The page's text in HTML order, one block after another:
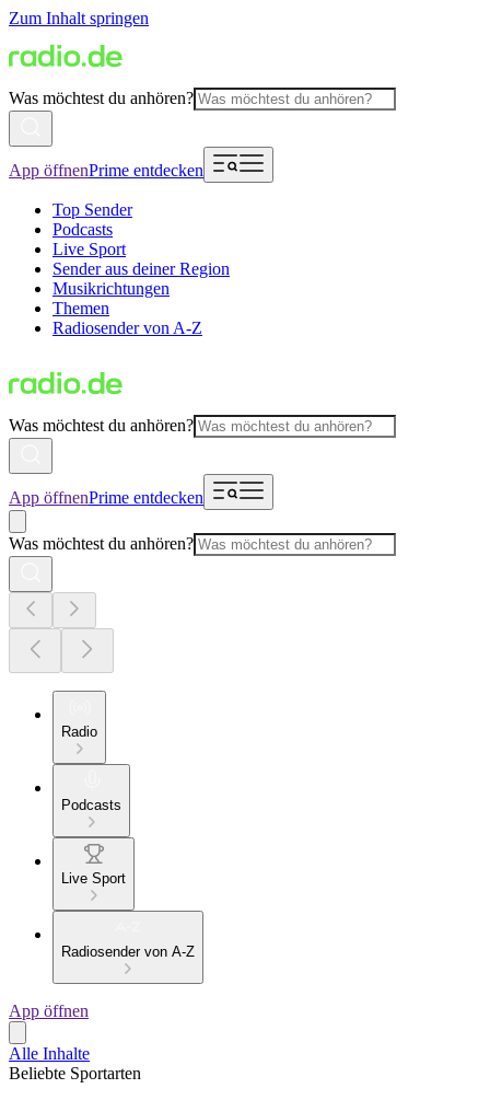
Zum Inhalt springen
Was möchtest du anhören?
App öffnenPrime entdecken
Top Sender
Podcasts
Live Sport
Sender aus deiner Region
Musikrichtungen
Themen
Radiosender von A-Z
Was möchtest du anhören?
App öffnenPrime entdecken
Was möchtest du anhören?
Radio
Podcasts
Live Sport
Radiosender von A-Z
App öffnen
Alle Inhalte
Beliebte Sportarten